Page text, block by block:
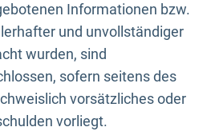
Informationen bzw.
und unvollständiger
wurden, sind
sofern seitens des
vorsätzliches oder
vorliegt.